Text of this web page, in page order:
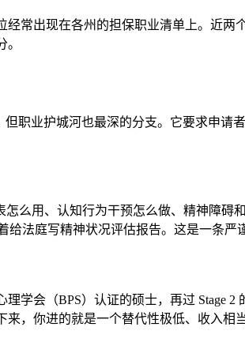
常出现在各州的担保职业清单上。近
但职业护城河也最深的分支。它要求申
么用、认知行为干预怎么做、精神障
给法庭写精神状况评估报告。这是一条严
学会（BPS）认证的硕士，再过 Stage
，你进的就是一个替代性极低、收入相